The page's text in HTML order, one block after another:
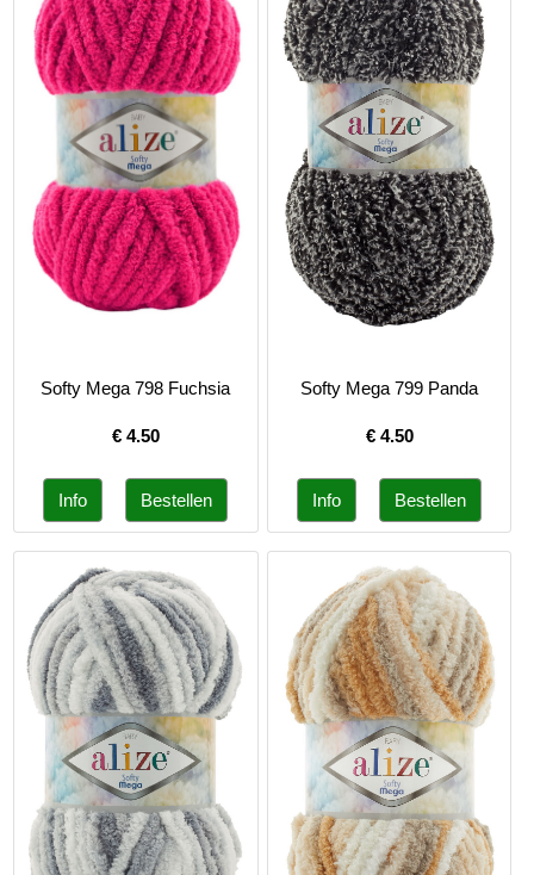
Softy Mega 798 Fuchsia
€ 4.50
Softy Mega 799 Panda
€ 4.50